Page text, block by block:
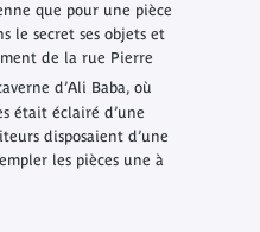
que pour une pièce
le secret ses objets et
de la rue Pierre
d’Ali Baba, où
était éclairé d’une
disposaient d’une
les pièces une à